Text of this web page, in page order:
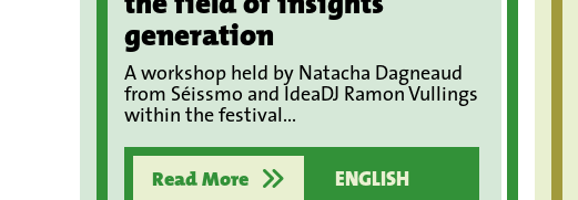
generation
A workshop held by Natacha Dagneaud
from Séissmo and IdeaDJ Ramon Vullings
within the festival...
Read More
ENGLISH